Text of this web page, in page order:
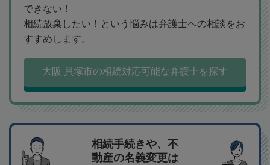
できない！
相続放棄したい！という悩みは弁護士への相談をお
すすめします。
大阪 貝塚市の相続対応可能な弁護士を探す
相続手続きや、不
動産の名義変更は